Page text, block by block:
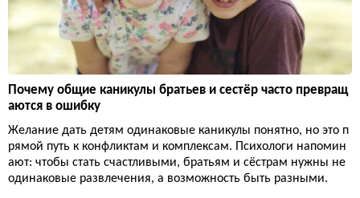
Почему общие каникулы братьев и сестёр часто превращ
аются в ошибку
Желание дать детям одинаковые каникулы понятно, но это п
рямой путь к конфликтам и комплексам. Психологи напомин
ают: чтобы стать счастливыми, братьям и сёстрам нужны не
одинаковые развлечения, а возможность быть разными.